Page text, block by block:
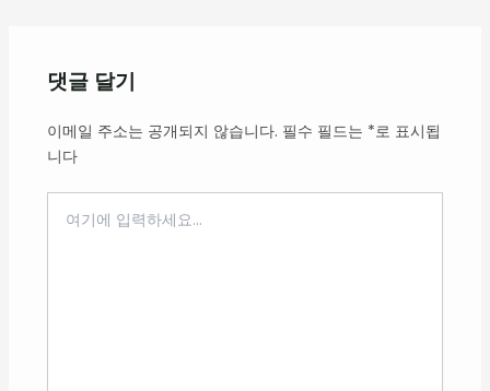
댓글 달기
이메일 주소는 공개되지 않습니다. 필수 필드는 *로 표시됩
니다